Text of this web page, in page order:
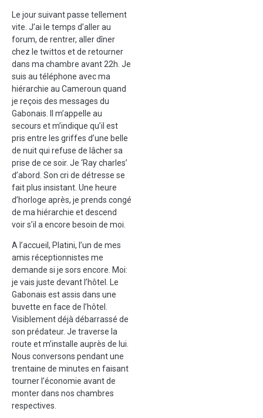
Le jour suivant passe tellement
vite. J’ai le temps d’aller au
forum, de rentrer, aller dîner
chez le twittos et de retourner
dans ma chambre avant 22h. Je
suis au téléphone avec ma
hiérarchie au Cameroun quand
je reçois des messages du
Gabonais. Il m’appelle au
secours et m’indique qu’il est
pris entre les griffes d’une belle
de nuit qui refuse de lâcher sa
prise de ce soir. Je ‘Ray charles’
d’abord. Son cri de détresse se
fait plus insistant. Une heure
d’horloge après, je prends congé
de ma hiérarchie et descend
voir s’il a encore besoin de moi.
A l’accueil, Platini, l’un de mes
amis réceptionnistes me
demande si je sors encore. Moi:
je vais juste devant l’hôtel. Le
Gabonais est assis dans une
buvette en face de l’hôtel.
Visiblement déjà débarrassé de
son prédateur. Je traverse la
route et m’installe auprès de lui.
Nous conversons pendant une
trentaine de minutes en faisant
tourner l’économie avant de
monter dans nos chambres
respectives.